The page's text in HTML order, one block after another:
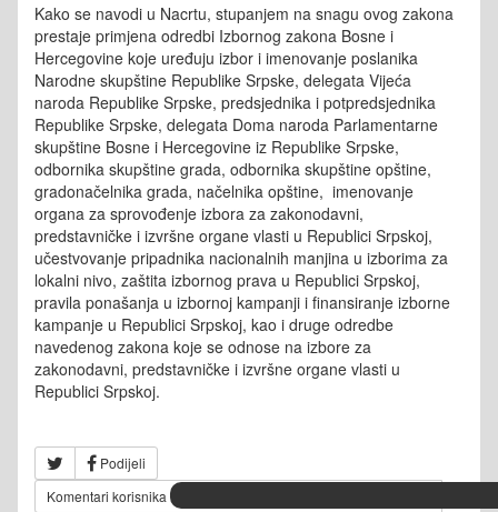
Kako se navodi u Nacrtu, stupanjem na snagu ovog zakona
prestaje primjena odredbi Izbornog zakona Bosne i
Hercegovine koje uređuju izbor i imenovanje poslanika
Narodne skupštine Republike Srpske, delegata Vijeća
naroda Republike Srpske, predsjednika i potpredsjednika
Republike Srpske, delegata Doma naroda Parlamentarne
skupštine Bosne i Hercegovine iz Republike Srpske,
odbornika skupštine grada, odbornika skupštine opštine,
gradonačelnika grada, načelnika opštine, imenovanje
organa za sprovođenje izbora za zakonodavni,
predstavničke i izvršne organe vlasti u Republici Srpskoj,
učestvovanje pripadnika nacionalnih manjina u izborima za
lokalni nivo, zaštita izbornog prava u Republici Srpskoj,
pravila ponašanja u izbornoj kampanji i finansiranje izborne
kampanje u Republici Srpskoj, kao i druge odredbe
navedenog zakona koje se odnose na izbore za
zakonodavni, predstavničke i izvršne organe vlasti u
Republici Srpskoj.
Podijeli
Komentari korisnika